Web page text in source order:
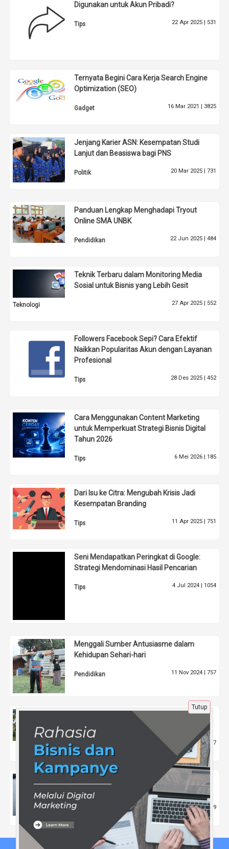
Digunakan untuk Akun Pribadi?
Tips 22 Apr 2025 | 531
Ternyata Begini Cara Kerja Search Engine
Optimization (SEO)
Gadget 16 Mar 2021 | 3825
Jenjang Karier ASN: Kesempatan Studi
Lanjut dan Beasiswa bagi PNS
Politik 20 Mar 2025 | 731
Panduan Lengkap Menghadapi Tryout
Online SMA UNBK
Pendidikan 22 Jun 2025 | 484
Teknik Terbaru dalam Monitoring Media
Sosial untuk Bisnis yang Lebih Gesit
Teknologi 27 Apr 2025 | 552
Followers Facebook Sepi? Cara Efektif
Naikkan Popularitas Akun dengan Layanan
Profesional
Tips 28 Des 2025 | 452
Cara Menggunakan Content Marketing
untuk Memperkuat Strategi Bisnis Digital
Tahun 2026
Tips 6 Mei 2026 | 185
Dari Isu ke Citra: Mengubah Krisis Jadi
Kesempatan Branding
Tips 11 Apr 2025 | 751
Seni Mendapatkan Peringkat di Google:
Strategi Mendominasi Hasil Pencarian
Tips 4 Jul 2024 | 1054
Menggali Sumber Antusiasme dalam
Kehidupan Sehari-hari
Pendidikan 11 Nov 2024 | 757
Jurusan BK Masoem University: Bidang
Studi yang Menjanjikan
Pendidikan 31 Mei 2024 |1547
Keuntungan dan Kerugian Menggunakan
Jasa Jam Tayang YouTube
Tips 27 Jul 2024 |1359
Tutup